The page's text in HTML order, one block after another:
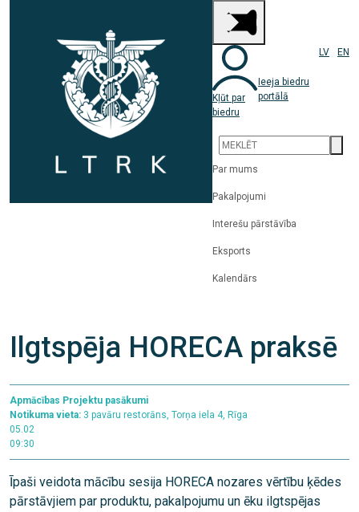
Kļūt par
biedru
Ieeja biedru
portālā
LV EN
Par mums
Pakalpojumi
Interešu pārstāvība
Eksports
Kalendārs
Ilgtspēja HORECA praksē
Apmācības Projektu pasākumi
Notikuma vieta: 3 pavāru restorāns, Torņa iela 4, Rīga
05.02
09:30
Īpaši veidota mācību sesija HORECA nozares vērtību ķēdes
pārstāvjiem par produktu, pakalpojumu un ēku ilgtspējas